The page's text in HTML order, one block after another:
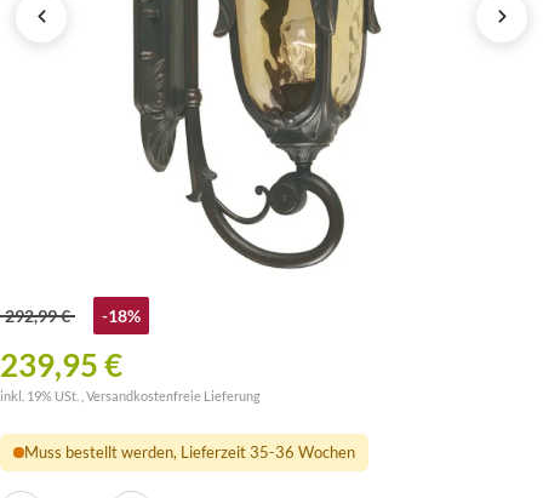
292,99 € -18%
239,95 €
inkl. 19% USt. , Versandkostenfreie Lieferung
Muss bestellt werden, Lieferzeit 35-36 Wochen